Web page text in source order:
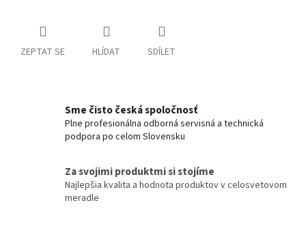
ZEPTAT SE HLÍDAT SDÍLET
Sme čisto česká spoločnosť
Plne profesionálna odborná servisná a technická
podpora po celom Slovensku
Za svojimi produktmi si stojíme
Najlepšia kvalita a hodnota produktov v celosvetovom
meradle